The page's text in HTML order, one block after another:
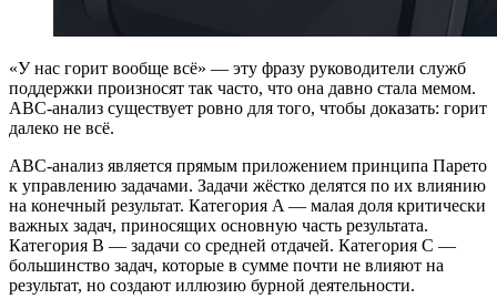
«У нас горит вообще всё» — эту фразу руководители служб
поддержки произносят так часто, что она давно стала мемом.
ABC-анализ существует ровно для того, чтобы доказать: горит
далеко не всё.
ABC-анализ является прямым приложением принципа Парето
к управлению задачами. Задачи жёстко делятся по их влиянию
на конечный результат. Категория A — малая доля критически
важных задач, приносящих основную часть результата.
Категория B — задачи со средней отдачей. Категория C —
большинство задач, которые в сумме почти не влияют на
результат, но создают иллюзию бурной деятельности.